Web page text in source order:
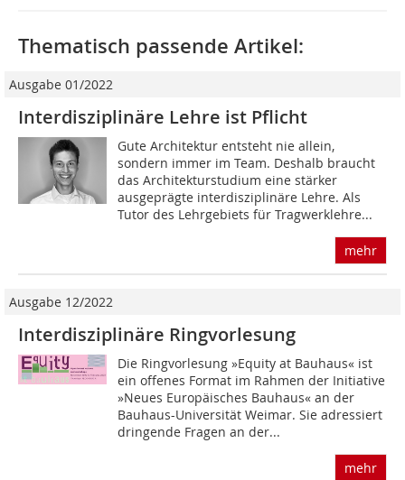
Thematisch passende Artikel:
Ausgabe 01/2022
Interdisziplinäre Lehre ist Pflicht
Gute Architektur entsteht nie allein,
sondern immer im Team. Deshalb braucht
das Architekturstudium eine stärker
ausgeprägte interdisziplinäre Lehre. Als
Tutor des Lehrgebiets für Tragwerklehre...
mehr
Ausgabe 12/2022
Interdisziplinäre Ringvorlesung
Die Ringvorlesung »Equity at ­Bauhaus« ist
ein offenes Format im Rahmen der Initiative
»Neues Europäisches Bauhaus« an der
Bauhaus-Universität Weimar. Sie adressiert
dringende Fragen an der...
mehr